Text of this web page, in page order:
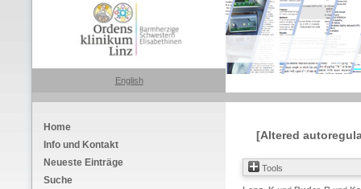
English
Home
Info und Kontakt
Neueste Einträge
Suche
[Altered
Tools